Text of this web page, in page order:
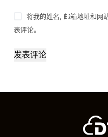
将我的姓名, 邮箱地址和网
表评论。
发表评论